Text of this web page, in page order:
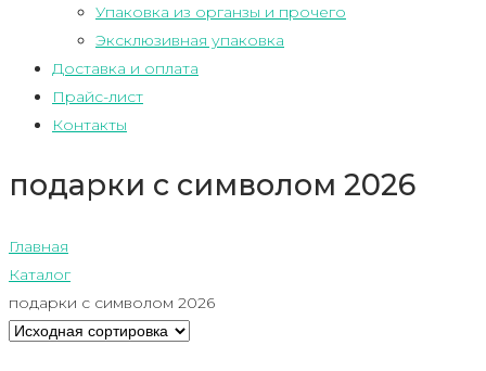
Упаковка из органзы и прочего
Эксклюзивная упаковка
Доставка и оплата
Прайс-лист
Контакты
подарки с символом 2026
Главная
Каталог
подарки с символом 2026